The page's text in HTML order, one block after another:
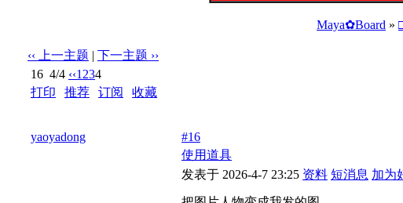
Maya✿Board »
‹‹ 上一主题 | 下一主题 ››
16 4/4 ‹‹1 234
打印
推荐 订阅
收藏
yaoyadong
#16
使用道具
发表于 2026-4-7 23:25 资料 短消息 加为